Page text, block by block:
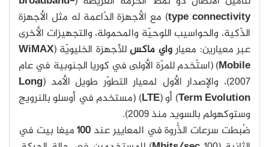
type connectivity) مع الأجهزة الدّاعمة له مثل الأجهزة
الذّكية، والحواسيب اللوحيّة والمحمولة، والتجهيزات الأخرى
عبر معيارين: معيارواي ماكسللأجهزة الخليويّة (WiMAX
Mobile) (استُخدم للمرّة الأولى في كوريا الجنوبية في عام
2007)، والإصدار الأول لمعيار التطوّر طويل الأمد (
Long
Term Evolution) أو (LTE) (مستخدم في أوسلو بالنرويج
وستوكهولم بالسويد منذ 2009).
ضُبطت سرعات الذُّروة في المعايير عند 100ميغا بيت في